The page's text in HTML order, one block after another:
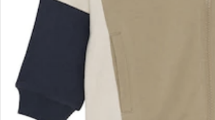
Sicher einkaufen